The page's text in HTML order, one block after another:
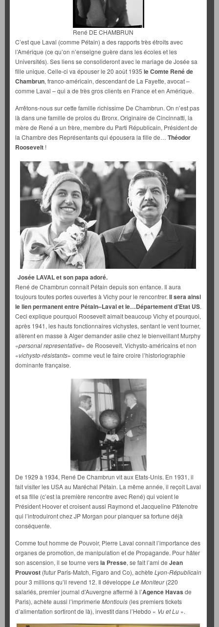
René DE CHAMBRUN
C’est que Laval (comme Pétain) a des rapports très étroits avec
l’Amérique (ce qu’on n’enseigne guère dans les écoles et les
Universités). Ses liens se consolideront avec le mariage de Josée sa
fille unique. Celle-ci va épouser le 20 août 1935 le Comte René de
Chambrun, franco-américain, descendant de La Fayette, avocat –
comme Laval – qui a de très gros clients en France et en Amérique.
Arrêtons-nous sur cette famille richissime De Chambrun. On n’est pas
là dans une famille de prolos du Bronx. Originaire de Cincinnatti, la
mère de René a un frère, membre du Parti Républicain, Président de
la Chambre des Représentants qui épousera la fille de… Théodor
Roosevelt !
Josée LAVAL et son papa adoré.
René de Chambrun connaît Pétain depuis son enfance. Il aura
toujours toutes portes ouvertes à Vichy pour le rencontrer. Il sera ainsi
le lien permanent entre Pétain–Laval et le…Département d’Etat US.
Ceci explique pourquoi Roosevelt aimait beaucoup Vichy et pourquoi,
après 1941, les hauts fonctionnaires vichystes, sentant le vent tourner,
allèrent en masse à Alger demander asile chez le bienveillant Murphy
«personal representative» de Roosevelt. Vichysto-américains et non
«vichysto-résistants» comme veut le faire croire l’historiographie
dominante française.
De 1929 à 1934, René De Chambrun vit aux Etats-Unis. En 1931, il
fait visiter les USA au Maréchal Pétain. La même année, il reçoit Laval
et sa fille (c’est la première rencontre avec René) qui voient le
Président Hoover et croisent aussi Raymond et Jacqueline Pâtenotre
qui l’introduiront chez JP Morgan pour planquer sa fortune déjà
conséquente.
Comme tout homme de Pouvoir, Pierre Laval connaît l’importance des
organes de promotion, de manipulation et de Propagande. Pour hâter
son ascension, il se tourne versla Presse, se fait l’ami de Jean
Prouvost (futur Paris-Match, Figaro and Co), achète Lyon-Républicain
pour 3 millions qu’il revend 12. Il développe Le Moniteur(220
salariés, premier journal d’Auvergne affermé à l’Agence Havas de
Paris), achète aussi l’imprimerie Montlouis (les premiers tickets
d’alimentation sortiront de là), investit dans l’Hebdo « Vu et Lu ».